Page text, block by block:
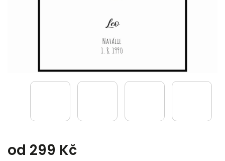
od 299 Kč